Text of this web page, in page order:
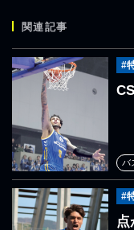
関連記事
#
バ
#
点